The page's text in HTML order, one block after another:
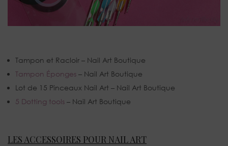
Tampon et Racloir – Nail Art Boutique
Tampon Éponges – Nail Art Boutique
Lot de 15 Pinceaux Nail Art – Nail Art Boutique
5 Dotting tools – Nail Art Boutique
LES ACCESSOIRES POUR NAIL ART